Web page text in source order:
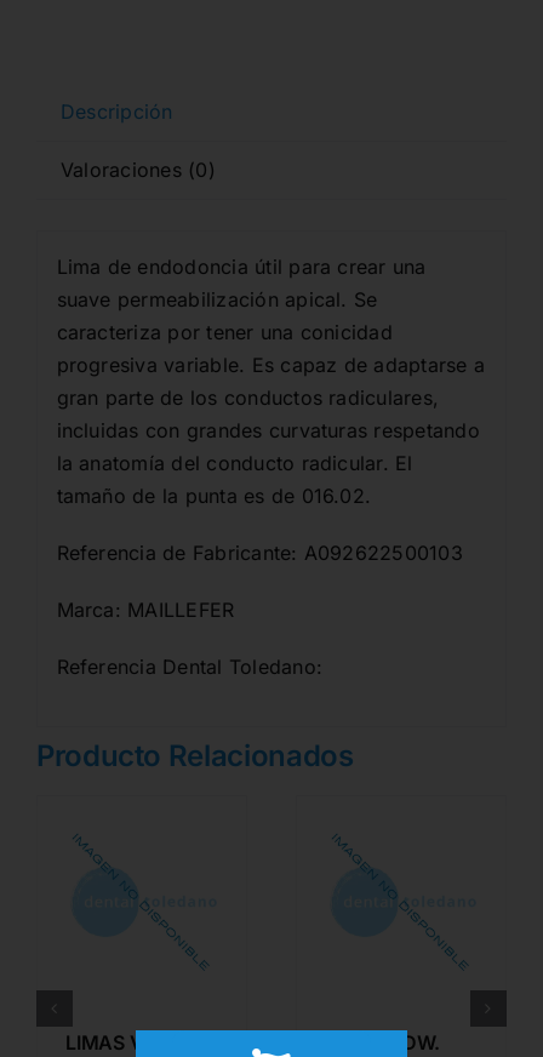
Descripción
Valoraciones (0)
Lima de endodoncia útil para crear una
suave permeabilización apical. Se
caracteriza por tener una conicidad
progresiva variable. Es capaz de adaptarse a
gran parte de los conductos radiculares,
incluidas con grandes curvaturas respetando
la anatomía del conducto radicular. El
tamaño de la punta es de 016.02.
Referencia de Fabricante: A092622500103
Marca: MAILLEFER
Referencia Dental Toledano:
Producto Relacionados
LIMAS VDW.
LIMAS VDW.